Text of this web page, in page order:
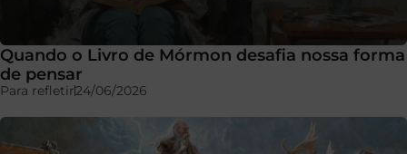
Quando o Livro de Mórmon desafia nossa forma
de pensar
Para refletir24/06/2026